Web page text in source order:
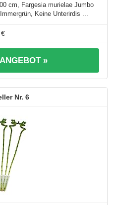
cm, Fargesia murielae Jumbo
Keine Unterirdis ...
»
6